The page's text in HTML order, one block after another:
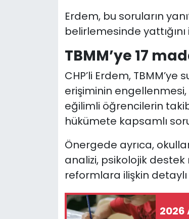
Erdem, bu soruların
belirlemesinde
TBMM’ye 17
CHP’li Erdem,
erişiminin
eğilimli öğrencilerin
hükümete kapsamlı
Önergede ayrıca,
analizi, psikolojik
reformlara ilişkin